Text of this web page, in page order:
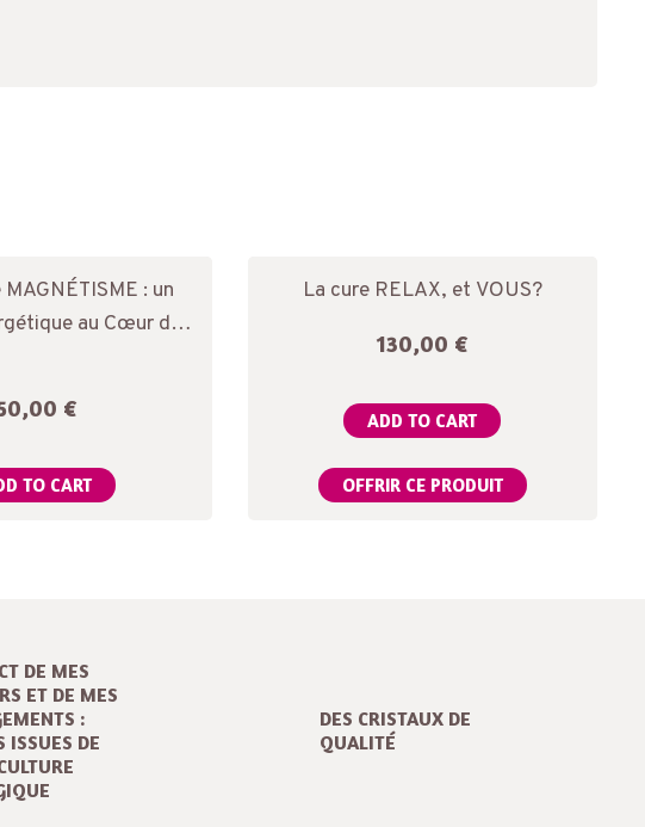
: un
au Cœur de
€
TO CART
La cure RELAX, et VOUS?
130,00 €
ADD TO CART
OFFRIR CE PRODUIT
DE MES
ET DE MES
:
ISSUES DE
DES CRISTAUX DE
QUALITÉ